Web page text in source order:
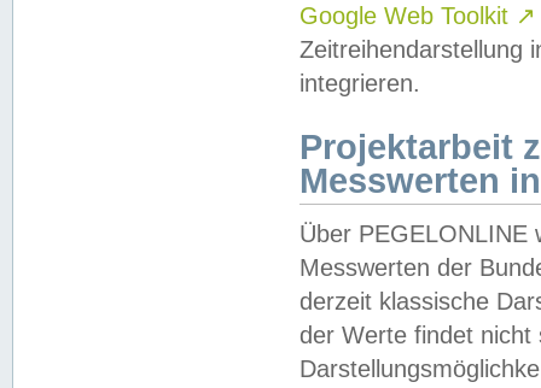
Google Web Toolkit ↗
Zeitreihendarstellung
integrieren.
Projektarbeit
Messwerten
Über PEGELONLINE
Messwerten der
derzeit klassische
der Werte findet